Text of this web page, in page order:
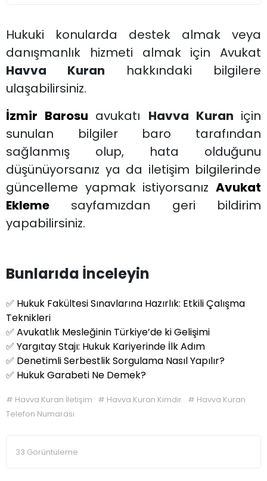
Hukuki konularda destek almak veya
danışmanlık hizmeti almak için Avukat
Havva Kuran hakkındaki bilgilere
ulaşabilirsiniz.
İzmir Barosu avukatı Havva Kuran için
sunulan bilgiler baro tarafından
sağlanmış olup, hata olduğunu
düşünüyorsanız ya da iletişim bilgilerinde
güncelleme yapmak istiyorsanız Avukat
Ekleme sayfamızdan geri bildirim
yapabilirsiniz.
Bunlarıda İnceleyin
✅ Hukuk Fakültesi Sınavlarına Hazırlık: Etkili Çalışma
Teknikleri
✅ Avukatlık Mesleğinin Türkiye’de ki Gelişimi
✅ Yargıtay Stajı: Hukuk Kariyerinde İlk Adım
✅ Denetimli Serbestlik Sorgulama Nasıl Yapılır?
✅ Hukuk Garabeti Ne Demek?
# Havva Kuran İletişim # Havva Kuran Kimdir # Havva Kuran
Telefon Numarası
33 Görüntüleme